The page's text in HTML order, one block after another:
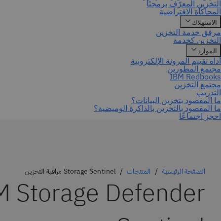
احجز اجتماعًا
الصفحة الرئيسية المنتجات Storage Sentinel مراقبة التخزين
Storage Defender